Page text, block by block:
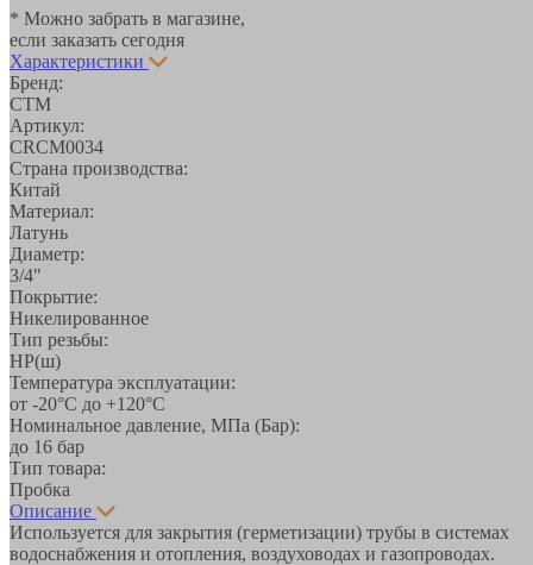
* Можно забрать в магазине,
если заказать сегодня
Характеристики
Бренд:
СТМ
Артикул:
CRCM0034
Страна производства:
Китай
Материал:
Латунь
Диаметр:
3/4"
Покрытие:
Никелированное
Тип резьбы:
НР(ш)
Температура эксплуатации:
от -20°С до +120°С
Номинальное давление, МПа (Бар):
до 16 бар
Тип товара:
Пробка
Описание
Используется для закрытия (герметизации) трубы в системах
водоснабжения и отопления, воздуховодах и газопроводах.